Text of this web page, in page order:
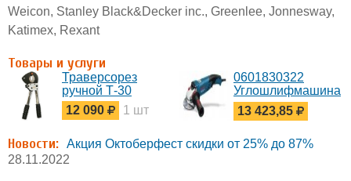
Weicon, Stanley Black&Decker inc., Greenlee, Jonnesway,
Katimex, Rexant
Товары и услуги
Траверсорез
ручной Т-30
12 090
1 шт
0601830322
Углошлифмашина
до 1.5 кВт GWS
15-125 CIEH
13 423,85
Новости: Акция Октоберфест скидки от 25% до 87%
28.11.2022